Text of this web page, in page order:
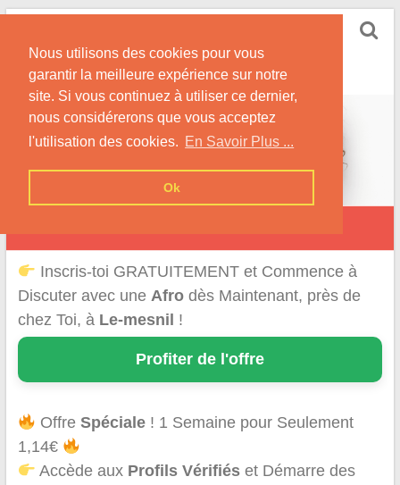
Nous utilisons des cookies pour vous
garantir la meilleure expérience sur notre
site. Si vous continuez à utiliser ce dernier,
nous considérerons que vous acceptez
l'utilisation des cookies. En Savoir Plus ...
Ok
Skip
content
Conseils pour des Rencontres Coquines avec des
Afros !
Inscris-toi GRATUITEMENT et Commence à
Discuter avec une Afrodès Maintenant, près de
chez Toi, à Le-mesnil !
Profiter de l'offre
OffreSpéciale ! 1 Semaine pour Seulement
1,14€
Accède aux Profils Vérifiés et Démarre des